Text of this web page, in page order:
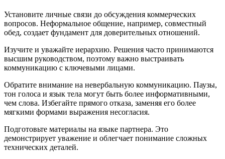
Установите личные связи до обсуждения коммерческих
вопросов. Неформальное общение, например, совместный
обед, создает фундамент для доверительных отношений.
Изучите и уважайте иерархию. Решения часто принимаются
высшим руководством, поэтому важно выстраивать
коммуникацию с ключевыми лицами.
Обратите внимание на невербальную коммуникацию. Паузы,
тон голоса и язык тела могут быть более информативными,
чем слова. Избегайте прямого отказа, заменяя его более
мягкими формами выражения несогласия.
Подготовьте материалы на языке партнера. Это
демонстрирует уважение и облегчает понимание сложных
технических деталей.